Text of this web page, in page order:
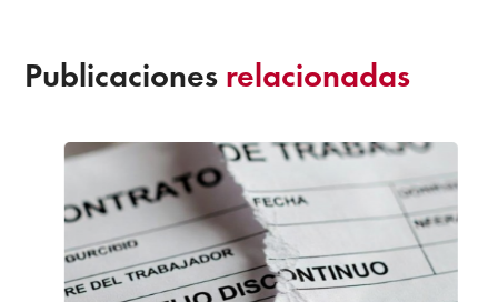
Publicaciones relacionadas